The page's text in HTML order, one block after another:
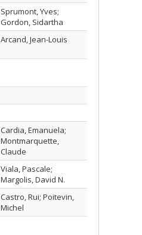
Sprumont, Yves;
Gordon, Sidartha
Arcand, Jean-Louis
Cardia, Emanuela;
Montmarquette,
Claude
Viala, Pascale;
Margolis, David N.
Castro, Rui; Poitevin,
Michel